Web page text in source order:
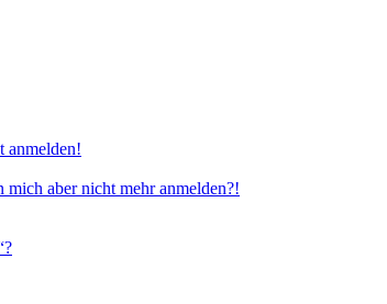
anmelden!
aber nicht mehr anmelden?!